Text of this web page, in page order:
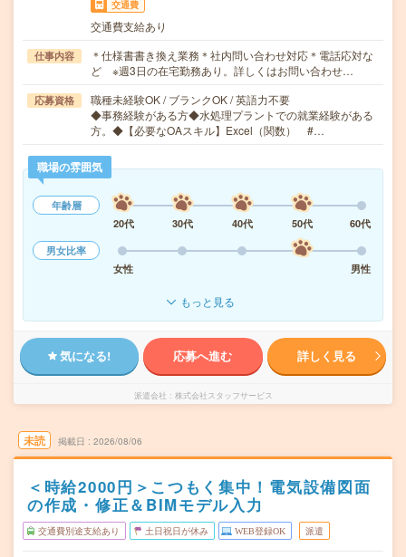
交通費
交通費支給あり
仕事内容
＊仕様書書き換え業務＊社内問い合わせ対応＊電話応対な
ど ※週3日の在宅勤務あり。詳しくはお問い合わせ…
応募資格
職種未経験OK / ブランクOK / 英語力不要
◆事務経験がある方◆水処理プラントでの就業経験がある
方。◆【必要なOAスキル】Excel（関数） #…
職場の雰囲気
年齢層
20代
30代 40代 50代
60代
男女比率
女性
男性
もっと見る
気になる! 応募へ進む 詳しく見る
派遣会社 株式会社スタッフサービス
未読 掲載日 2026/08/06
＜時給2000円＞こつもく集中！電気設備図面
の作成・修正＆BIMモデル入力
交通費別途支給あり 土日祝日が休み WEB登録OK 派遣